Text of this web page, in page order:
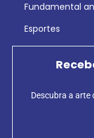
Fundamental
Esportes
Descubra a arte